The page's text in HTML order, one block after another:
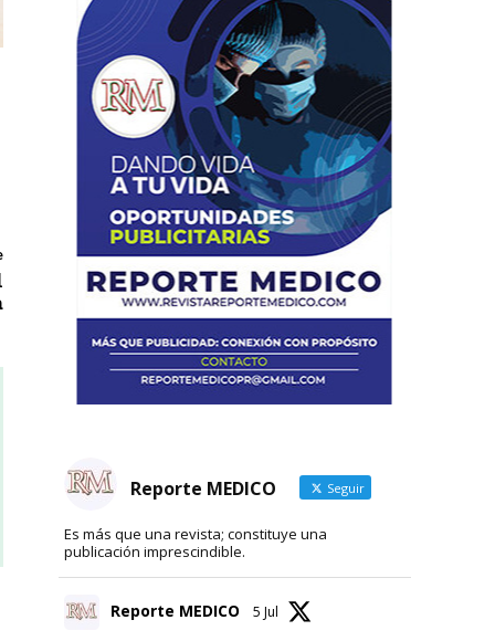
Reporte MEDICO Seguir
Es más que una revista; constituye una
publicación imprescindible.
Reporte MEDICO 5 Jul